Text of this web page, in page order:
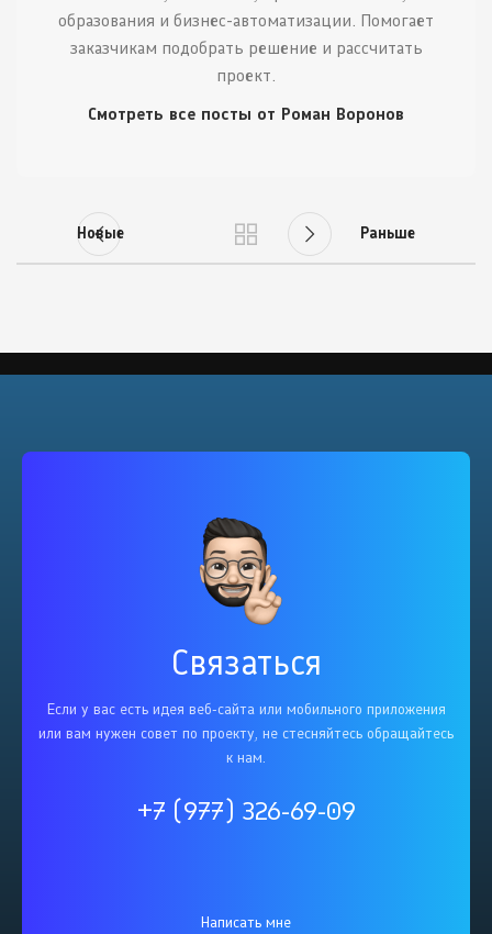
образования и бизнес-автоматизации. Помогает
заказчикам подобрать решение и рассчитать
проект.
Смотреть все посты от Роман Воронов
Новые Раньше
Связаться
Если у вас есть идея веб-сайта или мобильного приложения
или вам нужен совет по проекту, не стесняйтесь обращайтесь
к нам.
+7 (977) 326-69-09
Написать мне